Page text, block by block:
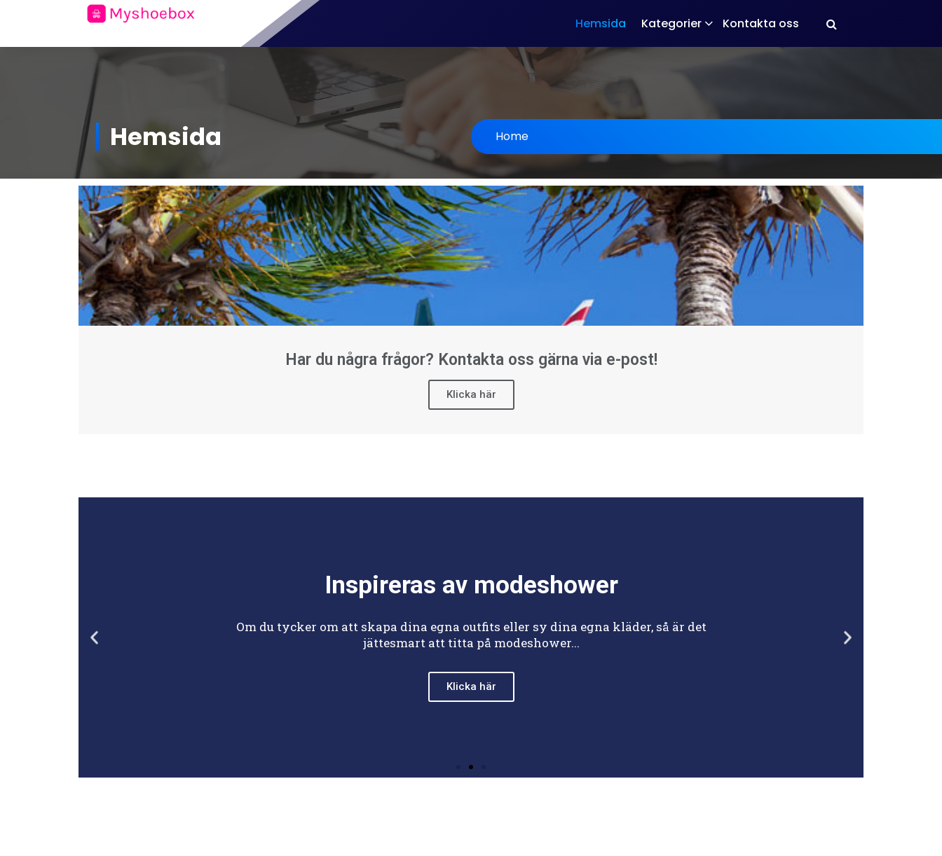
Hemsida Kategorier Kontakta oss
Hemsida Home
Har du några frågor? Kontakta oss gärna via e-post!
Klicka här
Inspireras av modeshower
Om du tycker om att skapa dina egna outfits eller sy dina egna kläder, så är det
jättesmart att titta på modeshower...
Klicka här